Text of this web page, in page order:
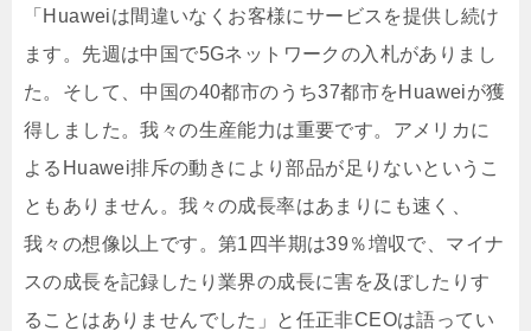
「Huaweiは間違いなくお客様にサービスを提供し続け
ます。先週は中国で5Gネットワークの入札がありまし
た。そして、中国の40都市のうち37都市をHuaweiが獲
得しました。我々の生産能力は重要です。アメリカに
よるHuawei排斥の動きにより部品が足りないというこ
ともありません。我々の成長率はあまりにも速く、
我々の想像以上です。第1四半期は39％増収で、マイナ
スの成長を記録したり業界の成長に害を及ぼしたりす
ることはありませんでした」と任正非CEOは語ってい